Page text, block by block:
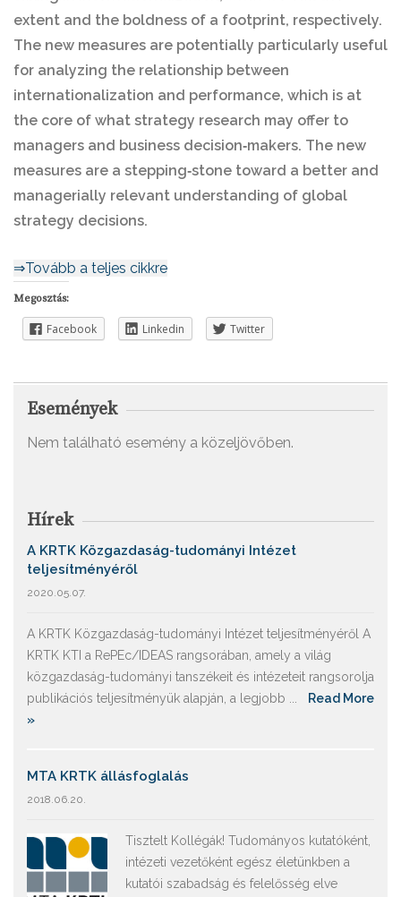
extent and the boldness of a footprint, respectively.
The new measures are potentially particularly useful
for analyzing the relationship between
internationalization and performance, which is at
the core of what strategy research may offer to
managers and business decision‐makers. The new
measures are a stepping‐stone toward a better and
managerially relevant understanding of global
strategy decisions.
⇒Tovább a teljes cikkre
Megosztás:
Facebook Linkedin Twitter
Események
Nem található esemény a közeljövőben.
Hírek
A KRTK Közgazdaság-tudományi Intézet
teljesítményéről
2020.05.07.
A KRTK Közgazdaság-tudományi Intézet teljesítményéről A
KRTK KTI a RePEc/IDEAS rangsorában, amely a világ
közgazdaság-tudományi tanszékeit és intézeteit rangsorolja
publikációs teljesítményük alapján, a legjobb ...
Read More
»
MTA KRTK állásfoglalás
2018.06.20.
Tisztelt Kollégák! Tudományos kutatóként,
intézeti vezetőként egész életünkben a
kutatói szabadság és felelősség elve